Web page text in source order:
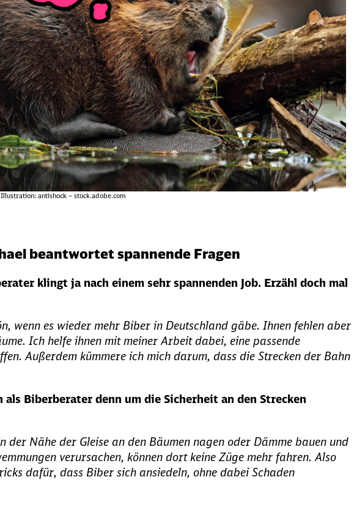
antishock – stock.adobe.com
beantwortet spannende Fragen
klingt ja nach einem sehr spannenden Job. Erzähl doch mal
wenn es wieder mehr Biber in Deutschland gäbe. Ihnen fehlen aber
Ich helfe ihnen mit meiner Arbeit dabei, eine passende
Außerdem kümmere ich mich darum, dass die Strecken der Bahn
als Biberberater denn um die Sicherheit an den Strecken
der Nähe der Gleise an den Bäumen nagen oder Dämme bauen und
verursachen, können dort keine Züge mehr fahren. Also
dafür, dass Biber sich ansiedeln, ohne dabei Schaden